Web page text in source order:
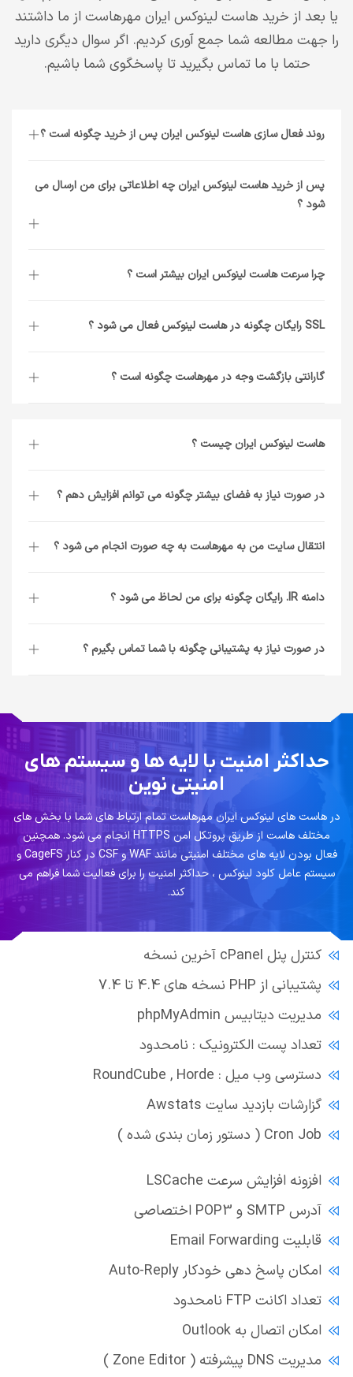
یا بعد از خرید هاست لینوکس ایران مهرهاست از ما داشتند
را جهت مطالعه شما جمع آوری کردیم. اگر سوال دیگری دارید
حتما با ما تماس بگیرید تا پاسخگوی شما باشیم.
روند فعال سازی هاست لینوکس ایران پس از خرید چگونه است ؟
پس از خرید هاست لینوکس ایران چه اطلاعاتی برای من ارسال می
شود ؟
چرا سرعت هاست لینوکس ایران بیشتر است ؟
SSL رایگان چگونه در هاست لینوکس فعال می شود ؟
گارانتی بازگشت وجه در مهرهاست چگونه است ؟
هاست لینوکس ایران چیست ؟
در صورت نیاز به فضای بیشتر چگونه می توانم افزایش دهم ؟
انتقال سایت من به مهرهاست به چه صورت انجام می شود ؟
دامنه IR. رایگان چگونه برای من لحاظ می شود ؟
در صورت نیاز به پشتیبانی چگونه با شما تماس بگیرم ؟
حداکثر امنیت با لایه ها و سیستم های
امنیتی نوین
در هاست های لینوکس ایران مهرهاست تمام ارتباط های شما با بخش های
مختلف هاست از طریق پروتکل امن HTTPS انجام می شود. همچنین
فعال بودن لایه های مختلف امنیتی مانند WAF و CSF در کنار CageFS و
سیستم عامل کلود لینوکس ، حداکثر امنیت را برای فعالیت شما فراهم می
کند.
کنترل پنل cPanel آخرین نسخه
پشتیبانی از PHP نسخه های 4.4 تا 7.4
مدیریت دیتابیس phpMyAdmin
تعداد پست الکترونیک : نامحدود
دسترسی وب میل : RoundCube , Horde
گزارشات بازدید سایت Awstats
Cron Job ( دستور زمان بندی شده )
افزونه افزایش سرعت LSCache
آدرس SMTP و POP3 اختصاصی
قابلیت Email Forwarding
امکان پاسخ دهی خودکار Auto-Reply
تعداد اکانت FTP نامحدود
امکان اتصال به Outlook
مدیریت DNS پیشرفته ( Zone Editor )